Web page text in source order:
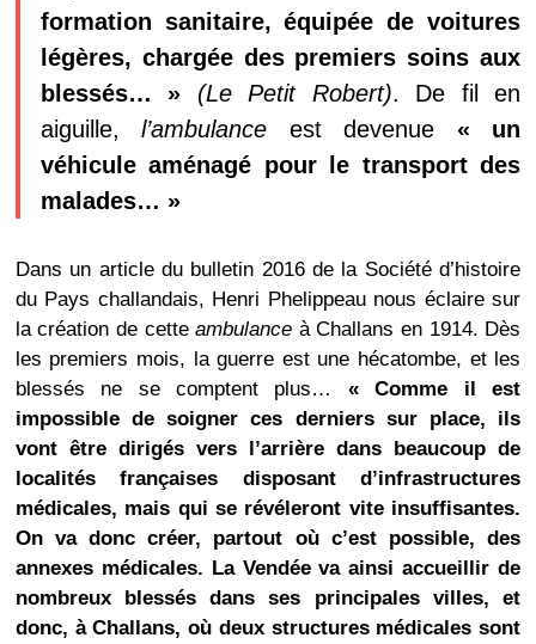
formation sanitaire, équipée de voitures
légères, chargée des premiers soins aux
blessés… »
(Le Petit Robert). De fil en
aiguille,l’ambulance est devenue « un
véhicule aménagé pour le transport des
malades… »
Dans un article du bulletin 2016 de la Société d’histoire
du Pays challandais, Henri Phelippeau nous éclaire sur
la création de cetteambulance à Challans en 1914. Dès
les premiers mois, la guerre est une hécatombe, et les
blessés ne se comptent plus… « Comme il est
impossible de soigner ces derniers sur place, ils
vont être dirigés vers l’arrière dans beaucoup de
localités françaises disposant d’infrastructures
médicales, mais qui se révéleront vite insuffisantes.
On va donc créer, partout où c’est possible, des
annexes médicales. La Vendée va ainsi accueillir de
nombreux blessés dans ses principales villes, et
donc, à Challans, où deux structures médicales sont